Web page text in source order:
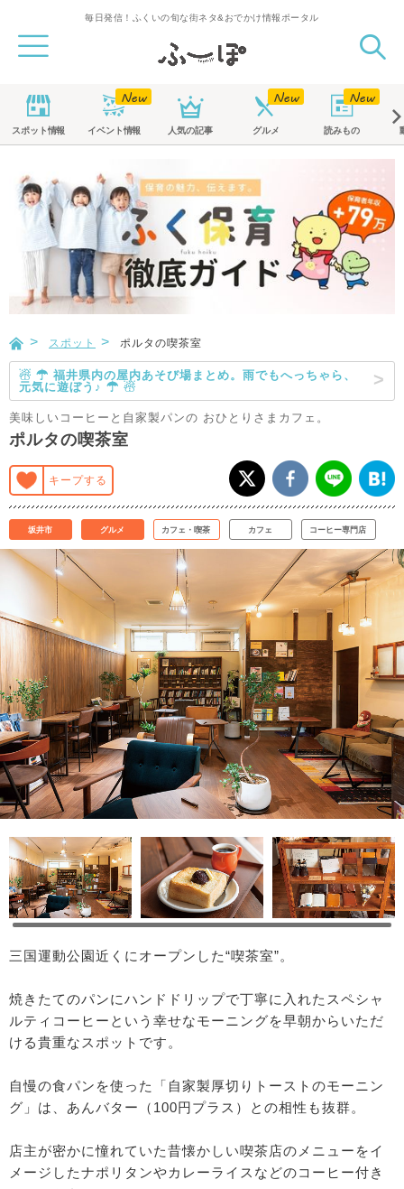
毎日発信！ふくいの旬な街ネタ&おでかけ情報ポータル
スポット情報 イベント情報 人気の記事 グルメ 読みもの
スポット ポルタの喫茶室
☃ ☂ 福井県内の屋内あそび場まとめ。雨でもへっちゃら、
元気に遊ぼう♪ ☂ ☃
美味しいコーヒーと自家製パンの おひとりさまカフェ。
ポルタの喫茶室
キープする
坂井市 グルメ カフェ・喫茶 カフェ コーヒー専門店
三国運動公園近くにオープンした“喫茶室”。
焼きたてのパンにハンドドリップで丁寧に入れたスペシャ
ルティコーヒーという幸せなモーニングを早朝からいただ
ける貴重なスポットです。
自慢の食パンを使った「自家製厚切りトーストのモーニン
グ」は、あんバター（100円プラス）との相性も抜群。
店主が密かに憧れていた昔懐かしい喫茶店のメニューをイ
メージしたナポリタンやカレーライスなどのコーヒー付き